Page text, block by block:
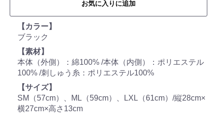
お気に入りに追加
【カラー】
ブラック
【素材】
本体（外側）：綿100% /本体（内側）：ポリエステル
100% /刺しゅう糸：ポリエステル100%
【サイズ】
SM（57cm）、ML（59cm）、LXL（61cm）/縦28cm×
横27cm×高さ13cm